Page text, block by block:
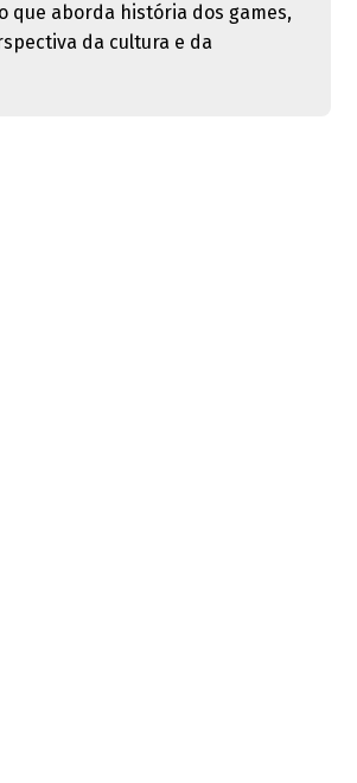
que aborda história dos games,
da cultura e da